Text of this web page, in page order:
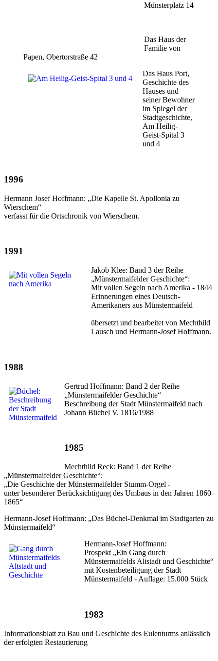
Münsterplatz 14
Das Haus der
Familie von
Papen, Obertorstraße 42
Das Haus Port,
Geschichte des
Hauses und
seiner Bewohner
im Spiegel der
Stadtgeschichte,
Am Heilig-
Geist-Spital 3
und 4
1996
Hermann Josef Hoffmann: „Die Kapelle St. Apollonia zu
Wierschem“
verfasst für die Ortschronik von Wierschem.
1991
Jakob Klee: Band 3 der Reihe
„Münstermaifelder Geschichte“:
Mit vollen Segeln nach Amerika - 1844
Erinnerungen eines Deutsch-
Amerikaners aus Münstermaifeld
übersetzt und bearbeitet von Mechthild
Lausch und Hermann-Josef Hoffmann.
1988
Gertrud Hoffmann: Band 2 der Reihe
„Münstermaifelder Geschichte“
Beschreibung der Stadt Münstermaifeld nach
Johann Büchel V. 1816/1988
1985
Mechthild Reck: Band 1 der Reihe
„Münstermaifelder Geschichte“:
„Die Geschichte der Münstermaifelder Stumm-Orgel -
unter besonderer Berücksichtigung des Umbaus in den Jahren 1860-
1865“
Hermann-Josef Hoffmann: „Das Büchel-Denkmal im Stadtgarten zu
Münstermaifeld“
Hermann-Josef Hoffmann:
Prospekt „Ein Gang durch
Münstermaifelds Altstadt und Geschichte“
mit Kostenbeteiligung der Stadt
Münstermaifeld - Auflage: 15.000 Stück
1983
Informationsblatt zu Bau und Geschichte des Eulenturms anlässlich
der erfolgten Restaurierung